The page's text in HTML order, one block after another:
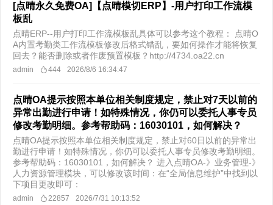
[点晴永久免费OA]【点晴模切ERP】-用户打印工作流模
板乱
点晴ERP--用户打印工作流模板乱具体可以参考这个教程： 点晴O
A内置考勤类工作流模板修改后格式错乱，要如何操作才能将恢复
回去？能否删除或者作废预置模板？http://4734.oa22.cn
admin 444 2026/8/6 16:34:47
点晴OA提示按照本单位相关制度规定，禁止对7天以前的
异常出勤进行申请！如特殊情况，你仍可以委托人事专员
修改考勤明细。参考帮助码：16030101，如何解决？
点晴OA提示按照本单位相关制度规定，禁止对60日以前的异常出
勤进行申请！如特殊情况，你仍可以委托人事专员修改考勤明细。
参考帮助码：16030101，如何解决？ 进入点晴OA-》业务管理-》
人力资源管理模块，可以修改该时间： ​在“全局信息维护”中找到以
下项目更改即可：
admin 22857 2026/7/31 10:13:52